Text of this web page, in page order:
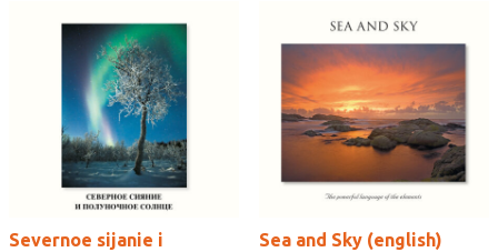
Severnoe sijanie i
Sea and Sky (english)